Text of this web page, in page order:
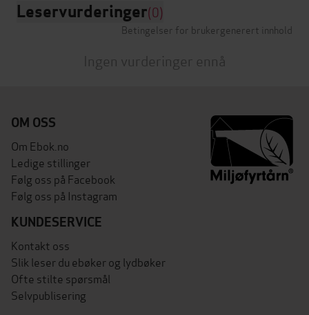
Leservurderinger(0)
Betingelser for brukergenerert innhold
Ingen vurderinger ennå
OM OSS
Om Ebok.no
Ledige stillinger
Følg oss på Facebook
Følg oss på Instagram
KUNDESERVICE
Kontakt oss
Slik leser du ebøker og lydbøker
Ofte stilte spørsmål
Selvpublisering